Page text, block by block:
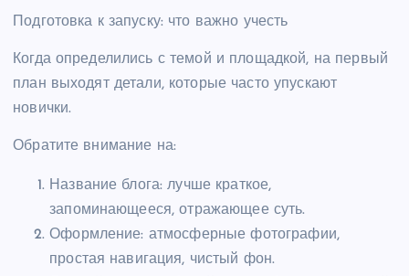
Подготовка к запуску: что важно учесть
Когда определились с темой и площадкой, на первый
план выходят детали, которые часто упускают
новички.
Обратите внимание на:
Название блога: лучше краткое,
запоминающееся, отражающее суть.
Оформление: атмосферные фотографии,
простая навигация, чистый фон.